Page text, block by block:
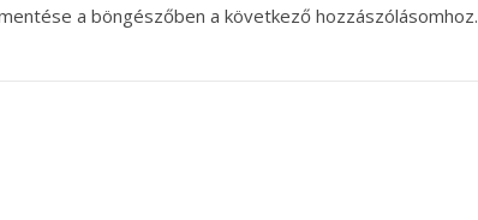
a böngészőben a következő hozzászólásomhoz.